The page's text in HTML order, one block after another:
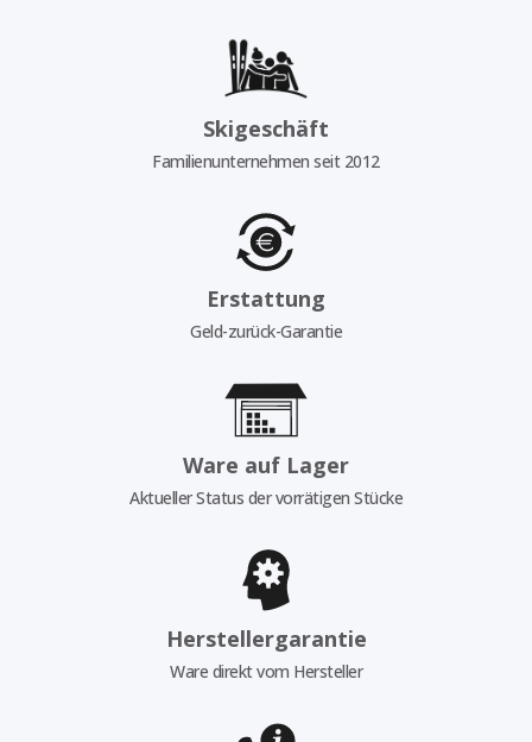
Skigeschäft
Familienunternehmen seit 2012
Erstattung
Geld-zurück-Garantie
Ware auf Lager
Aktueller Status der vorrätigen Stücke
Herstellergarantie
Ware direkt vom Hersteller